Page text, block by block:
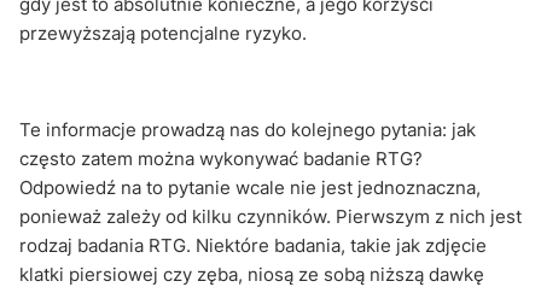
przewyższają potencjalne ryzyko.
Te informacje prowadzą nas do kolejnego pytania: jak
często zatem można wykonywać badanie RTG?
Odpowiedź na to pytanie wcale nie jest jednoznaczna,
ponieważ zależy od kilku czynników. Pierwszym z nich jest
rodzaj badania RTG. Niektóre badania, takie jak zdjęcie
klatki piersiowej czy zęba, niosą ze sobą niższą dawkę